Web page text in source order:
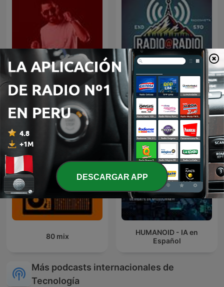
TOP DJ - Dj Matrix Radio@Radio
80 mix
HUMANOID - IA en
Español
Más podcasts internacionales de
Tecnología
DESCARGAR APP